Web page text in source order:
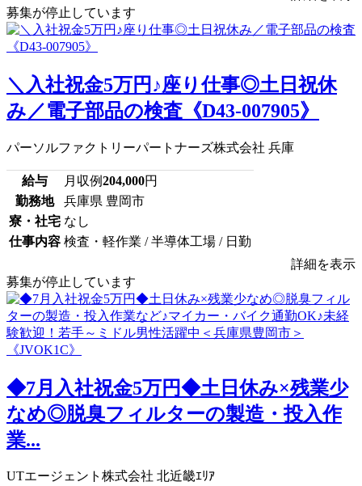
募集が停止しています
＼入社祝金5万円♪座り仕事◎土日祝休
み／電子部品の検査《D43-007905》
パーソルファクトリーパートナーズ株式会社 兵庫
給与 月収例204,000円
勤務地
兵庫県 豊岡市
寮・社宅 なし
仕事内容 検査・軽作業 / 半導体工場 / 日勤
詳細を表示
募集が停止しています
◆7月入社祝金5万円◆土日休み×残業少
なめ◎脱臭フィルターの製造・投入作
業...
UTエージェント株式会社 北近畿ｴﾘｱ